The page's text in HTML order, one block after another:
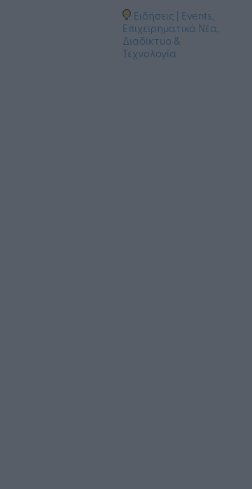
Ειδήσεις | Events,
Επιχειρηματικά Νέα,
Διαδίκτυο &
Τεχνολογία